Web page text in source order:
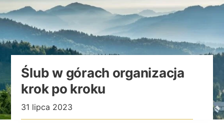
Ślub w górach organizacja
krok po kroku
31 lipca 2023